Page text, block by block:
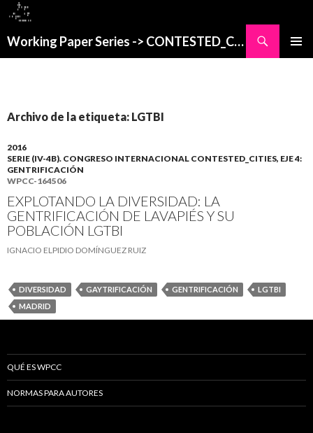
Working Paper Series -> CONTESTED_CITIES
Archivo de la etiqueta: LGTBI
2016
SERIE (IV-4B). CONGRESO INTERNACIONAL CONTESTED_CITIES, EJE 4:
GENTRIFICACIÓN
WPCC-164506
EXPLOTANDO LA DIVERSIDAD: LA
GENTRIFICACIÓN DE LAVAPIÉS Y SU
POBLACIÓN LGTBI
IGNACIO ELPIDIO DOMÍNGUEZ RUIZ
DIVERSIDAD GAYTRIFICACIÓN GENTRIFICACIÓN
LGTBI
MADRID
QUÉ ES WPCC
NORMAS PARA AUTORES